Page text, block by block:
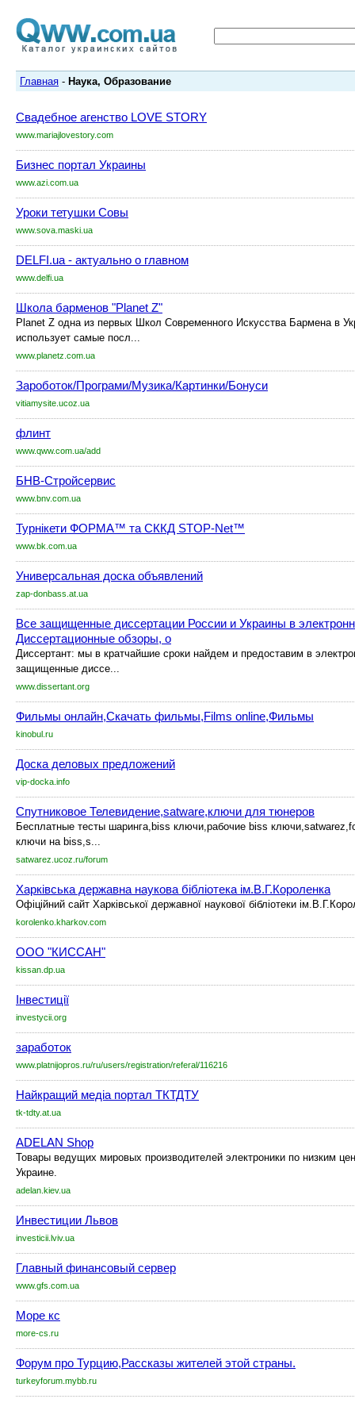
Главная - Наука, Образование
Свадебное агенство LOVE STORY
www.mariajlovestory.com
Бизнес портал Украины
www.azi.com.ua
Уроки тетушки Совы
www.sova.maski.ua
DELFI.ua - актуально о главном
www.delfi.ua
Школа барменов "Planet Z"
Planet Z одна из первых Школ Современного Искусства Бармена в
использует самые посл...
www.planetz.com.ua
Зароботок/Програми/Музика/Картинки/Бонуси
vitiamysite.ucoz.ua
флинт
www.qww.com.ua/add
БНВ-Стройсервис
www.bnv.com.ua
Турнікети ФОРМА™ та СККД STOP-Net™
www.bk.com.ua
Универсальная доска объявлений
zap-donbass.at.ua
Все защищенные диссертации России и Украины в
Диссертационные обзоры, о
Диссертант: мы в кратчайшие сроки найдем и предоставим в
защищенные диссе...
www.dissertant.org
Фильмы онлайн,Скачать фильмы,Films online,Фильмы
kinobul.ru
Доска деловых предложений
vip-docka.info
Спутниковое Телевидение,satware,ключи для тюнеров
Бесплатные тесты шаринга,biss ключи,рабочие biss
ключи на biss,s...
satwarez.ucoz.ru/forum
Харківська державна наукова бібліотека ім.В.Г.Короленка
Офіційний сайт Харківської державної наукової бібліотеки
korolenko.kharkov.com
ООО "КИССАН"
kissan.dp.ua
Інвестиції
investycii.org
заработок
www.platnijopros.ru/ru/users/registration/referal/116216
Найкращий медіа портал ТКТДТУ
tk-tdty.at.ua
ADELAN Shop
Товары ведущих мировых производителей электроники по низким
Украине.
adelan.kiev.ua
Инвестиции Львов
investicii.lviv.ua
Главный финансовый сервер
www.gfs.com.ua
Море кс
more-cs.ru
Форум про Турцию,Рассказы жителей этой страны.
turkeyforum.mybb.ru